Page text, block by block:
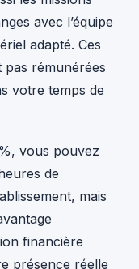
avec l’équipe
adapté. Ces
pas rémunérées
votre temps de
vous pouvez
de
mais
financière
présence réelle